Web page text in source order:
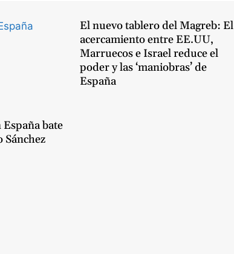
bate
Sánchez
El nuevo tablero del Magreb: El
acercamiento entre EE.UU,
Marruecos e Israel reduce el
poder y las ‘maniobras’ de
España